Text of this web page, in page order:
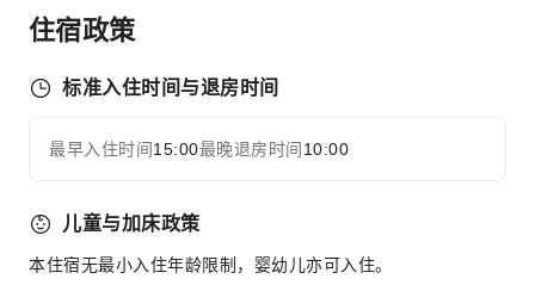
无障碍设施服务
无障碍通道
无障碍设施
住宿政策
标准入住时间与退房时间
最早入住时间15:00最晚退房时间 10:00
儿童与加床政策
本住宿无最小入住年龄限制，婴幼儿亦可入住。